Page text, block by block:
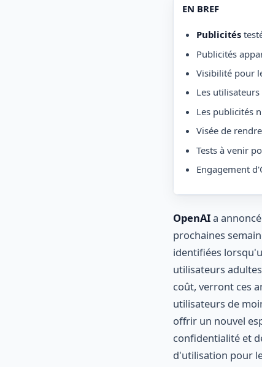
EN BREF
Publicités
Publicités
Visibilité pour
Les
Les publicités
Visée de
Tests à venir
Engagement
OpenAIa
prochaines
identifiées
utilisateurs
coût, verront ces
utilisateurs de
offrir un nouvel
confidentialité et
d'utilisation pour